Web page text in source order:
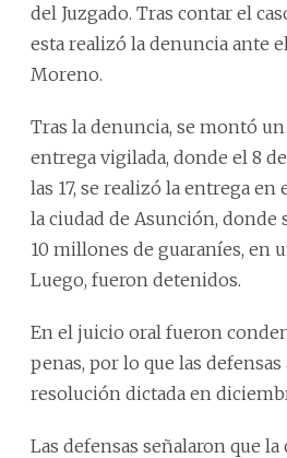
del Juzgado. Tras contar el
esta realizó la denuncia ante
Moreno.
Tras la denuncia, se montó
entrega vigilada, donde el 8
las 17, se realizó la entrega en
la ciudad de Asunción, donde
10 millones de guaraníes, en
Luego, fueron detenidos.
En el juicio oral fueron
penas, por lo que las
resolución dictada en
Las defensas señalaron que la